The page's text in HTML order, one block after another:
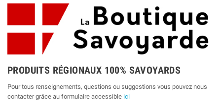
PRODUITS RÉGIONAUX 100% SAVOYARDS
Pour tous renseignements, questions ou suggestions vous pouvez nous
contacter grâce au formulaire accessible ici